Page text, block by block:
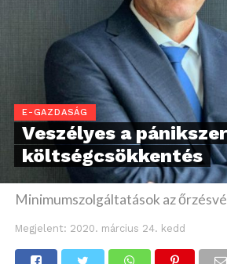
E-GAZDASÁG
Veszélyes a
költségcsökkentés
Minimumszolgáltatások az
Megjelent: 2020. március 24. kedd